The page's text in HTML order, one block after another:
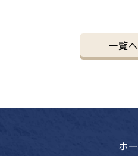
一覧
ホ